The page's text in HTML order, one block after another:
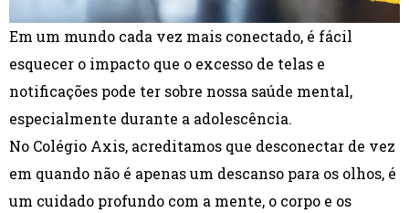
Em um mundo cada vez mais conectado, é fácil
esquecer o impacto que o excesso de telas e
notificações pode ter sobre nossa saúde mental,
especialmente durante a adolescência.
No Colégio Axis, acreditamos que desconectar de vez
em quando não é apenas um descanso para os olhos, é
um cuidado profundo com a mente, o corpo e os